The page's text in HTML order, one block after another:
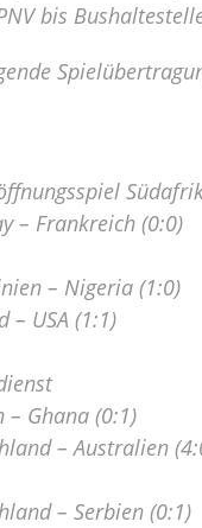
bis
– Frankreich (0:0)
– Nigeria (1:0)
– USA (1:1)
– Ghana (0:1)
– Australien
– Serbien (0:1)